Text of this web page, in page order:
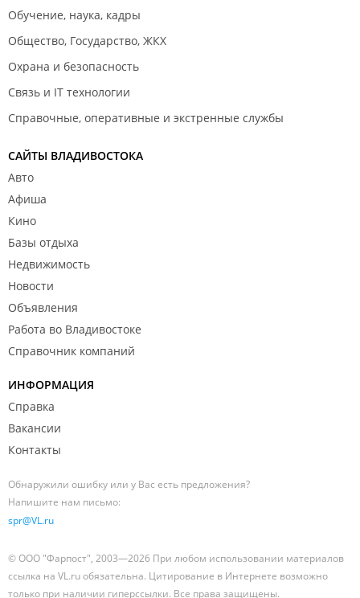
Обучение, наука, кадры
Общество, Государство, ЖКХ
Охрана и безопасность
Связь и IT технологии
Справочные, оперативные и экстренные службы
САЙТЫ ВЛАДИВОСТОКА
Авто
Афиша
Кино
Базы отдыха
Недвижимость
Новости
Объявления
Работа во Владивостоке
Справочник компаний
ИНФОРМАЦИЯ
Справка
Вакансии
Контакты
Обнаружили ошибку или у Вас есть предложения?
Напишите нам письмо:
spr@VL.ru
© ООО "Фарпост", 2003—2026 При любом использовании материалов
ссылка на VL.ru обязательна. Цитирование в Интернете возможно
только при наличии гиперссылки. Все права защищены.